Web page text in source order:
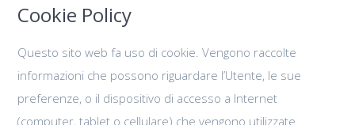
Cookie Policy
Questo sito web fa uso di cookie. Vengono raccolte
informazioni che possono riguardare l’Utente, le sue
preferenze, o il dispositivo di accesso a Internet
(computer, tablet o cellulare) che vengono utilizzate